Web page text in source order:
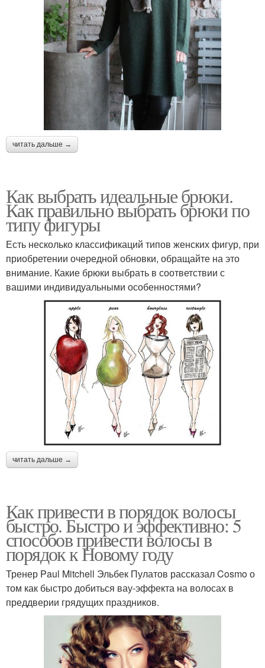
читать дальше →
Как выбрать идеальные брюки.
Как правильно выбрать брюки по
типу фигуры
Есть несколько классификаций типов женских фигур, при
приобретении очередной обновки, обращайте на это
внимание. Какие брюки выбрать в соответствии с
вашими индивидуальными особенностями?
читать дальше →
Как привести в порядок волосы
быстро. Быстро и эффективно: 5
способов привести волосы в
порядок к Новому году
Тренер Paul Mitchell Эльбек Пулатов рассказал Cosmo о
том как быстро добиться вау-эффекта на волосах в
преддверии грядущих праздников.